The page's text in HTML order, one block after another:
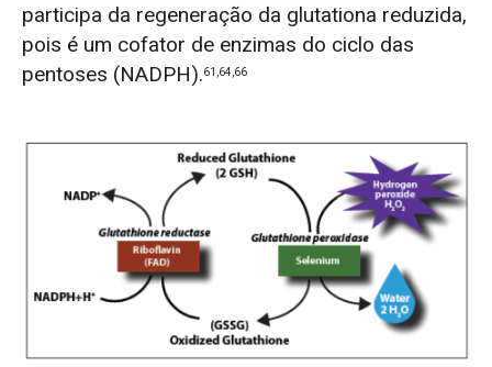
participa da regeneração da glutationa reduzida,
pois é um cofator de enzimas do ciclo das
pentoses (NADPH).61,64,66